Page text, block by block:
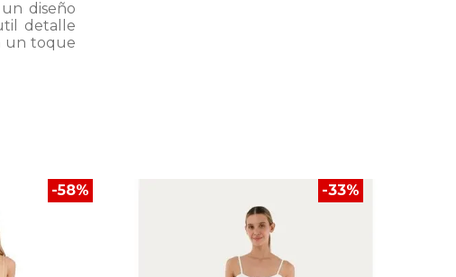
diseño
detalle
un toque
-58% -33%